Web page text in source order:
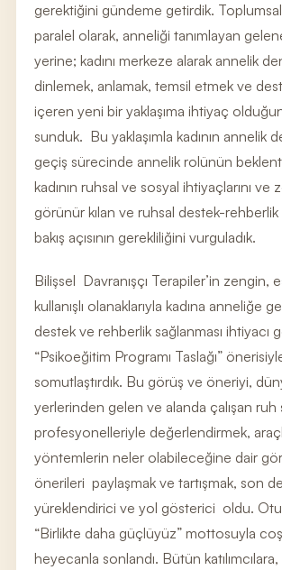
gerektiğini gündeme getirdik.
paralel olarak, anneliği tanımlayan
yerine; kadını merkeze alarak annelik
dinlemek, anlamak, temsil etmek ve
içeren yeni bir yaklaşıma ihtiyaç
sunduk. Bu yaklaşımla kadının annelik
geçiş sürecinde annelik rolünün
kadının ruhsal ve sosyal ihtiyaçlarını ve
görünür kılan ve ruhsal destek-
bakış açısının gerekliliğini vurguladık.
Bilişsel Davranışçı Terapiler’in zengin,
kullanışlı olanaklarıyla kadına anneliğe
destek ve rehberlik sağlanması ihtiyacı
“Psikoeğitim Programı Taslağı”
somutlaştırdık. Bu görüş ve öneriyi,
yerlerinden gelen ve alanda çalışan ruh
profesyonelleriyle değerlendirmek,
yöntemlerin neler olabileceğine dair
önerileri paylaşmak ve tartışmak, son
yüreklendirici ve yol gösterici oldu.
“Birlikte daha güçlüyüz” mottosuyla
heyecanla sonlandı. Bütün